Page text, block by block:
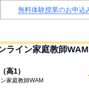
無料体験授業のお申込
ライン家庭教師WAM
高1）
家庭教師WAM